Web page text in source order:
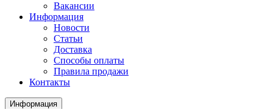
Вакансии
Информация
Новости
Статьи
Доставка
Способы оплаты
Правила продажи
Контакты
Информация